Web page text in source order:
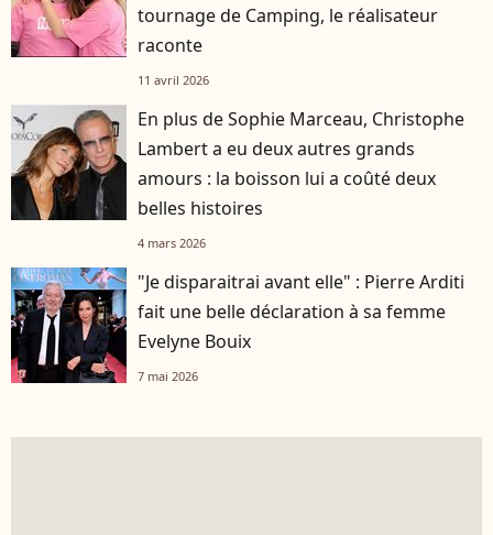
tournage de Camping, le réalisateur
raconte
11 avril 2026
En plus de Sophie Marceau, Christophe
Lambert a eu deux autres grands
amours : la boisson lui a coûté deux
belles histoires
4 mars 2026
"Je disparaitrai avant elle" : Pierre Arditi
fait une belle déclaration à sa femme
Evelyne Bouix
7 mai 2026